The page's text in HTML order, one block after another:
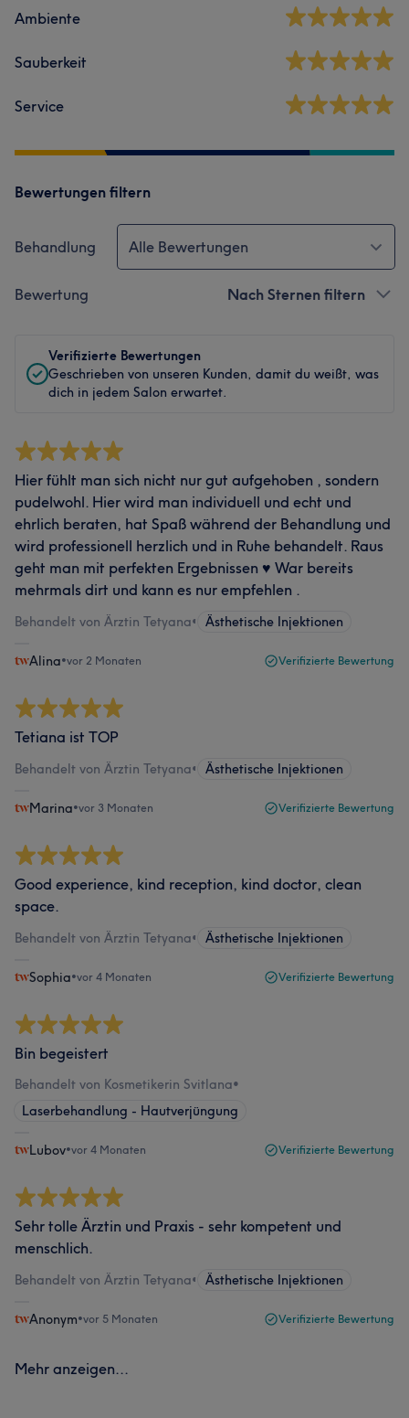
Ambiente
Sauberkeit
Service
Bewertungen filtern
Behandlung Alle Bewertungen
Bewertung Nach Sternen filtern
Verifizierte Bewertungen
Geschrieben von unseren Kunden, damit du weißt, was
dich in jedem Salon erwartet.
Hier fühlt man sich nicht nur gut aufgehoben , sondern
pudelwohl. Hier wird man individuell und echt und
ehrlich beraten, hat Spaß während der Behandlung und
wird professionell herzlich und in Ruhe behandelt. Raus
geht man mit perfekten Ergebnissen ♥️ War bereits
mehrmals dirt und kann es nur empfehlen .
Behandelt von Ärztin Tetyana• Ästhetische Injektionen
Alina•vor 2 Monaten Verifizierte Bewertung
Tetiana ist TOP
Behandelt von Ärztin Tetyana• Ästhetische Injektionen
Marina•vor 3 Monaten Verifizierte Bewertung
Good experience, kind reception, kind doctor, clean
space.
Behandelt von Ärztin Tetyana• Ästhetische Injektionen
Sophia•vor 4 Monaten Verifizierte Bewertung
Bin begeistert
Behandelt von Kosmetikerin Svitlana•
Laserbehandlung - Hautverjüngung
Lubov•vor 4 Monaten Verifizierte Bewertung
Sehr tolle Ärztin und Praxis - sehr kompetent und
menschlich.
Behandelt von Ärztin Tetyana• Ästhetische Injektionen
Anonym•vor 5 Monaten Verifizierte Bewertung
Mehr anzeigen...